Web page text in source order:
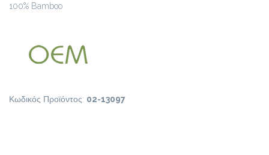
100% Bamboo
Κωδικός Προϊόντος: 02-13097